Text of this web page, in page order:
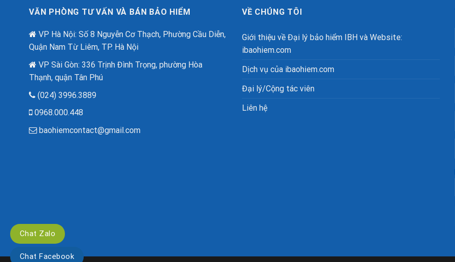
VĂN PHÒNG TƯ VẤN VÀ BÁN BẢO HIỂM
VP Hà Nội: Số 8 Nguyễn Cơ Thạch, Phường Cầu Diễn,
Quận Nam Từ Liêm, TP. Hà Nội
VP Sài Gòn: 336 Trịnh Đình Trọng, phường Hòa
Thạnh, quận Tân Phú
(024) 3996.3889
0968.000.448
baohiemcontact@gmail.com
VỀ CHÚNG TÔI
Giới thiệu về Đại lý bảo hiểm IBH và Website:
ibaohiem.com
Dịch vụ của ibaohiem.com
Đại lý/Cộng tác viên
Liên hệ
Chat Zalo
Chat Facebook